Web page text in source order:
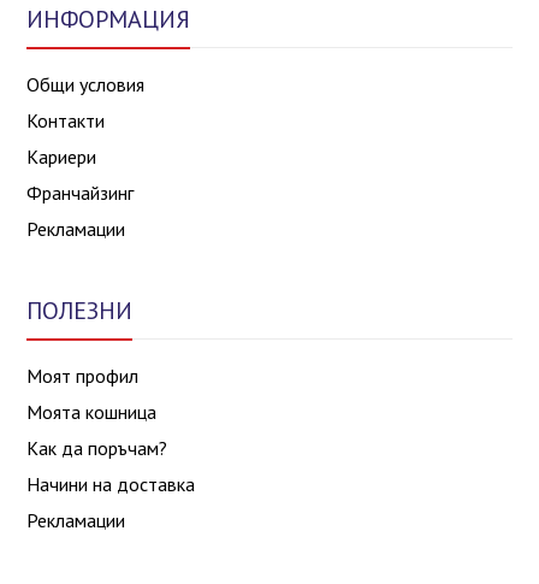
ИНФОРМАЦИЯ
Общи условия
Контакти
Кариери
Франчайзинг
Рекламации
ПОЛЕЗНИ
Моят профил
Моята кошница
Как да поръчам?
Начини на доставка
Рекламации